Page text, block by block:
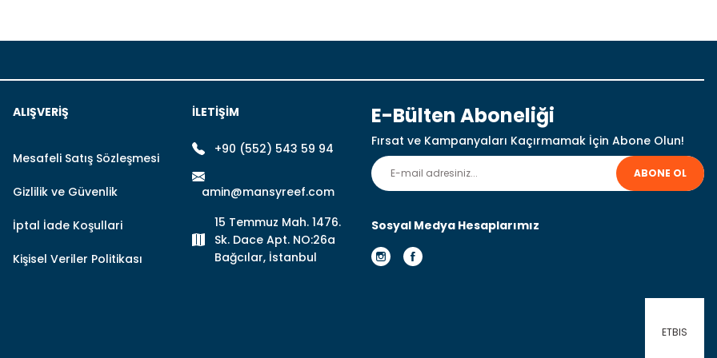
Yorum Yaz
yetersiz gördüğünüz noktaları öneri formunu kullanarak tarafımıza iletebilirsiniz.
ALIŞVERIŞ
Mesafeli Satış Sözleşmesi
Gizlilik ve Güvenlik
İptal İade Koşullari
Kişisel Veriler Politikası
İLETİŞİM
+90 (552) 543 59 94
amin@mansyreef.com
15 Temmuz Mah. 1476.
Sk. Dace Apt. NO:26a
Bağcılar, İstanbul
E-Bülten Aboneliği
Fırsat ve Kampanyaları Kaçırmamak İçin Abone Olun!
ABONE OL
Sosyal Medya Hesaplarımız
ETBIS